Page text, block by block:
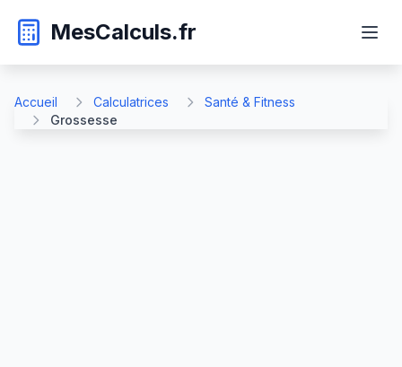
MesCalculs.fr
Accueil Calculatrices
Santé & Fitness
Grossesse